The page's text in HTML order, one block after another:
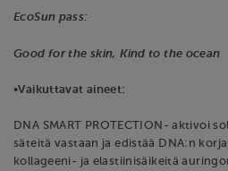
EcoSun pass:
Good for the skin, Kind to the ocean
•Vaikuttavat aineet:
DNA SMART PROTECTION- aktivoi
säteitä vastaan ja edistää DNA:n
kollageeni- ja elastiinisäikeitä